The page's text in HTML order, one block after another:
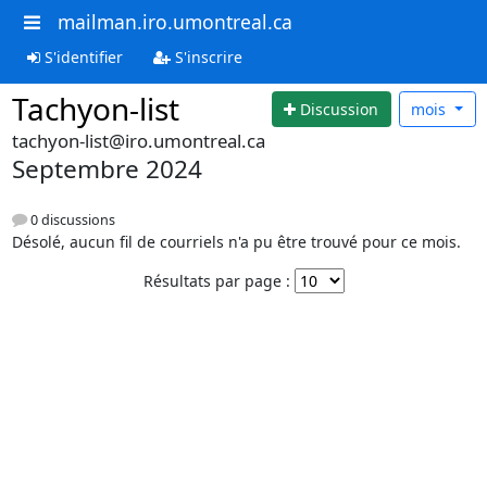
mailman.iro.umontreal.ca
S'identifier S'inscrire
Tachyon-list Discussion mois
tachyon-list@iro.umontreal.ca
Septembre 2024
0 discussions
Désolé, aucun fil de courriels n'a pu être trouvé pour ce mois.
Résultats par page :